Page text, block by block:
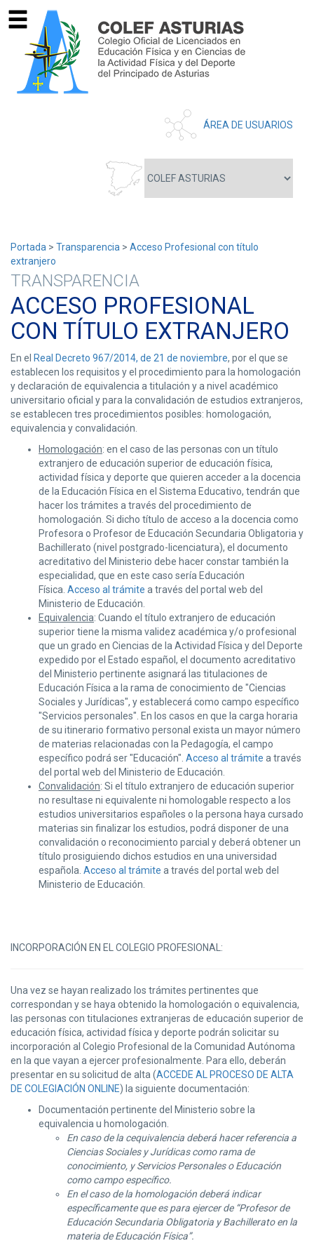
ÁREA DE USUARIOS
Portada > Transparencia > Acceso Profesional con título
extranjero
TRANSPARENCIA
ACCESO PROFESIONAL
CON TÍTULO EXTRANJERO
En el Real Decreto 967/2014, de 21 de noviembre, por el que se
establecen los requisitos y el procedimiento para la homologación
y declaración de equivalencia a titulación y a nivel académico
universitario oficial y para la convalidación de estudios extranjeros,
se establecen tres procedimientos posibles: homologación,
equivalencia y convalidación.
Homologación: en el caso de las personas con un título
extranjero de educación superior de educación física,
actividad física y deporte que quieren acceder a la docencia
de la Educación Física en el Sistema Educativo, tendrán que
hacer los trámites a través del procedimiento de
homologación. Si dicho título de acceso a la docencia como
Profesora o Profesor de Educación Secundaria Obligatoria y
Bachillerato (nivel postgrado-licenciatura), el documento
acreditativo del Ministerio debe hacer constar también la
especialidad, que en este caso sería Educación
Física. Acceso al trámite a través del portal web del
Ministerio de Educación.
Equivalencia: Cuando el título extranjero de educación
superior tiene la misma validez académica y/o profesional
que un grado en Ciencias de la Actividad Física y del Deporte
expedido por el Estado español, el documento acreditativo
del Ministerio pertinente asignará las titulaciones de
Educación Física a la rama de conocimiento de "Ciencias
Sociales y Jurídicas", y establecerá como campo específico
"Servicios personales". En los casos en que la carga horaria
de su itinerario formativo personal exista un mayor número
de materias relacionadas con la Pedagogía, el campo
específico podrá ser "Educación". Acceso al trámite a través
del portal web del Ministerio de Educación.
Convalidación: Si el título extranjero de educación superior
no resultase ni equivalente ni homologable respecto a los
estudios universitarios españoles o la persona haya cursado
materias sin finalizar los estudios, podrá disponer de una
convalidación o reconocimiento parcial y deberá obtener un
título prosiguiendo dichos estudios en una universidad
española. Acceso al trámite a través del portal web del
Ministerio de Educación.
INCORPORACIÓN EN EL COLEGIO PROFESIONAL:
Una vez se hayan realizado los trámites pertinentes que
correspondan y se haya obtenido la homologación o equivalencia,
las personas con titulaciones extranjeras de educación superior de
educación física, actividad física y deporte podrán solicitar su
incorporación al Colegio Profesional de la Comunidad Autónoma
en la que vayan a ejercer profesionalmente. Para ello, deberán
presentar en su solicitud de alta (ACCEDE AL PROCESO DE ALTA
DE COLEGIACIÓN ONLINE) la siguiente documentación:
Documentación pertinente del Ministerio sobre la
equivalencia u homologación.
En caso de la cequivalencia deberá hacer referencia a
Ciencias Sociales y Jurídicas como rama de
conocimiento, y Servicios Personales o Educación
como campo específico.
En el caso de la homologación deberá indicar
específicamente que es para ejercer de “Profesor de
Educación Secundaria Obligatoria y Bachillerato en la
materia de Educación Física”.